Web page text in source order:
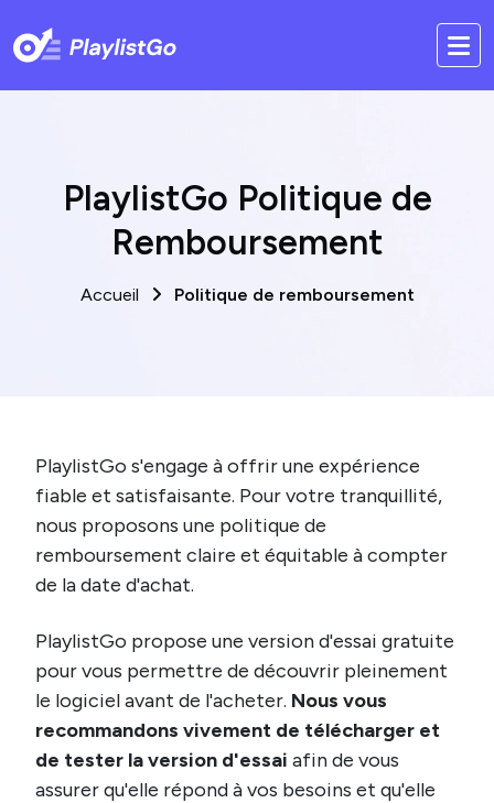
PlaylistGo Politique de
Remboursement
Accueil Politique de remboursement
PlaylistGo s'engage à offrir une expérience
fiable et satisfaisante. Pour votre tranquillité,
nous proposons une politique de
remboursement claire et équitable à compter
de la date d'achat.
PlaylistGo propose une version d'essai gratuite
pour vous permettre de découvrir pleinement
le logiciel avant de l'acheter. Nous vous
recommandons vivement de télécharger et
de tester la version d'essai afin de vous
assurer qu'elle répond à vos besoins et qu'elle